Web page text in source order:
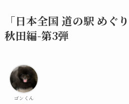
「日本全国 道の駅 めぐ
秋田編-第3弾
ゴンくん